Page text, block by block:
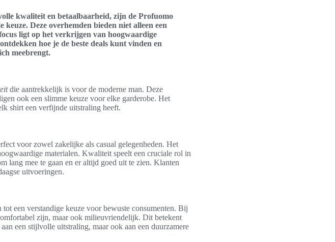
kwaliteit en betaalbaarheid, zijn de Profuomo
Deze overhemden bieden niet alleen een
ligt op het verkrijgen van hoogwaardige
hoe je de beste deals kunt vinden en
meebrengt.
die aantrekkelijk is voor de moderne man. Deze
ook een slimme keuze voor elke garderobe. Het
shirt een verfijnde uitstraling heeft.
voor zowel zakelijke als casual gelegenheden. Het
materialen. Kwaliteit speelt een cruciale rol in
lang mee te gaan en er altijd goed uit te zien. Klanten
uitvoeringen.
een verstandige keuze voor bewuste consumenten. Bij
zijn, maar ook milieuvriendelijk. Dit betekent
een stijlvolle uitstraling, maar ook aan een duurzamere